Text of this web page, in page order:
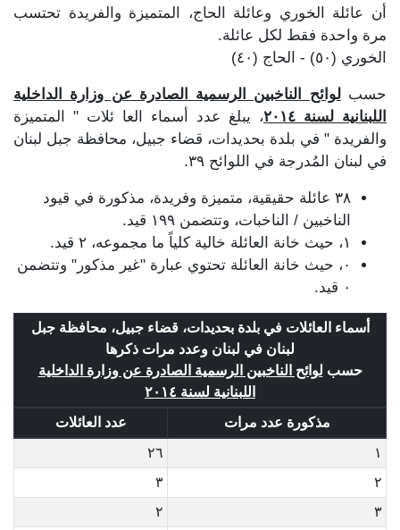
أن عائلة الخوري وعائلة الحاج، المتميزة والفريدة تحتسب
مرة واحدة فقط لكل عائلة.
الخوري (٥٠) - الحاج (٤٠)
حسبلوائح الناخبين الرسمية الصادرة عن وزارة الداخلية
اللبنانية لسنة ٢٠١٤
، يبلغ عدد أسماء العا ئلات " المتميزة
والفريدة " في بلدة بحديدات، قضاء جبيل، محافظة جبل لبنان
في لبنان المُدرجة في اللوائح ٣٩.
٣٨ عائلة حقيقية، متميزة وفريدة، مذكورة في قيود
الناخبين / الناخبات، وتتضمن ١٩٩ قيد.
١، حيث خانة العائلة خالية كلياً ما مجموعه، ٢ قيد.
٠، حيث خانة العائلة تحتوي عبارة "غير مذكور" وتتضمن
٠ قيد.
أسماء العائلات في بلدة بحديدات، قضاء جبيل، محافظة جبل
لبنان في لبنان وعدد مرات ذكرها
حسب لوائح الناخبين الرسمية الصادرة عن وزارة الداخلية
اللبنانية لسنة ٢٠١٤
مذكورة عدد مرات
عدد العائلات
١
٢٦
٢
٣
٣
٢